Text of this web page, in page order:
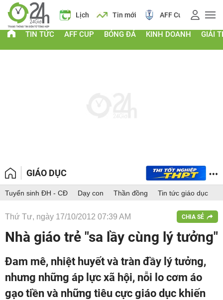
Giá vàng Lịch Tin mới AFF Cup Giá
TIN TỨC AFF CUP BÓNG ĐÁ KINH DOANH GIẢI
GIÁO DỤC
Tuyển sinh ĐH - CĐ Dạy con Thần đồng Tin tức giáo dục
Thứ Tư, ngày 17/10/2012 07:39 AM CHIA SẺ
Nhà giáo trẻ "sa lầy cùng lý tưởng"
Đam mê, nhiệt huyết và tràn đầy lý tưởng,
nhưng những áp lực xã hội, nỗi lo cơm áo
gạo tiền và những tiêu cực giáo dục khiến